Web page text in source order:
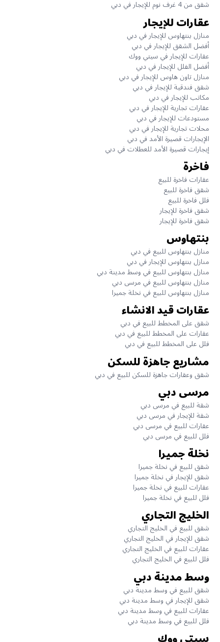
شقق من 4 غرف نوم للإيجار في دبي
عقارات للإيجار
منازل بنتهاوس للإيجار في دبي
أفضل الشقق للإيجار في دبي
عقارات للإيجار في سيتي ووك
أفضل الفلل للإيجار في دبي
منازل تاون هاوس للإيجار في دبي
شقق فندقية للإيجار في دبي
مكاتب للإيجار في دبي
عقارات تجارية للإيجار في دبي
مستودعات للإيجار في دبي
محلات تجارية للإيجار في دبي
الإيجارات قصيرة الأمد في دبي
إيجارات قصيرة الأمد للعطلات في دبي
فاخرة
عقارات فاخرة للبيع
شقق فاخرة للبيع
فلل فاخرة للبيع
شقق فاخرة للإيجار
شقق فاخرة للإيجار
بنتهاوس
منازل بنتهاوس للبيع في دبي
منازل بنتهاوس للإيجار في دبي
منازل بنتهاوس للبيع في وسط مدينة دبي
منازل بنتهاوس للبيع في مرسى دبي
منازل بنتهاوس للبيع في نخلة جميرا
عقارات قيد الانشاء
شقق على المخطط للبيع في دبي
عقارات على المخطط للبيع في دبي
فلل على المخطط للبيع في دبي
مشاريع جاهزة للسكن
شقق وعقارات جاهزة للسكن للبيع في دبي
مرسى دبي
شقة للبيع في مرسى دبي
شقة للإيجار في مرسى دبي
عقارات للبيع في مرسى دبي
فلل للبيع في مرسى دبي
نخلة جميرا
شقق للبيع في نخلة جميرا
شقق للإيجار في نخلة جميرا
عقارات للبيع في نخلة جميرا
فلل للبيع في نخلة جميرا
الخليج التجاري
شقق للبيع في الخليج التجاري
شقق للإيجار في الخليج التجاري
عقارات للبيع في الخليج التجاري
فلل للبيع في الخليج التجاري
وسط مدينة دبي
شقق للبيع في وسط مدينة دبي
شقق للإيجار في وسط مدينة دبي
عقارات للبيع في وسط مدينة دبي
فلل للبيع في وسط مدينة دبي